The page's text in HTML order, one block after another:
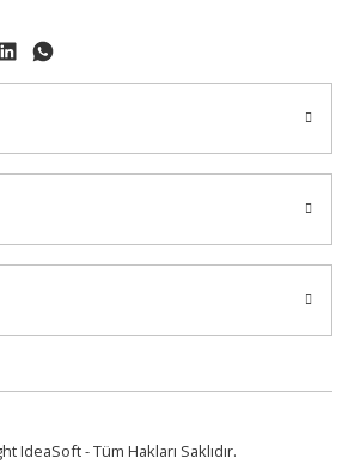
IdeaSoft - Tüm Hakları Saklıdır.